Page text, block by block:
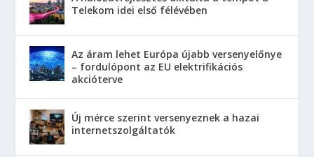
Telekom idei első félévében
Az áram lehet Európa újabb versenyelőnye
– fordulópont az EU elektrifikációs
akcióterve
Új mérce szerint versenyeznek a hazai
internetszolgáltatók